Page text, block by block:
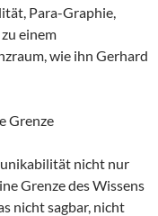
Para-Graphie,
einem
wie ihn Gerhard
Grenze
nicht nur
Grenze des Wissens
nicht sagbar, nicht